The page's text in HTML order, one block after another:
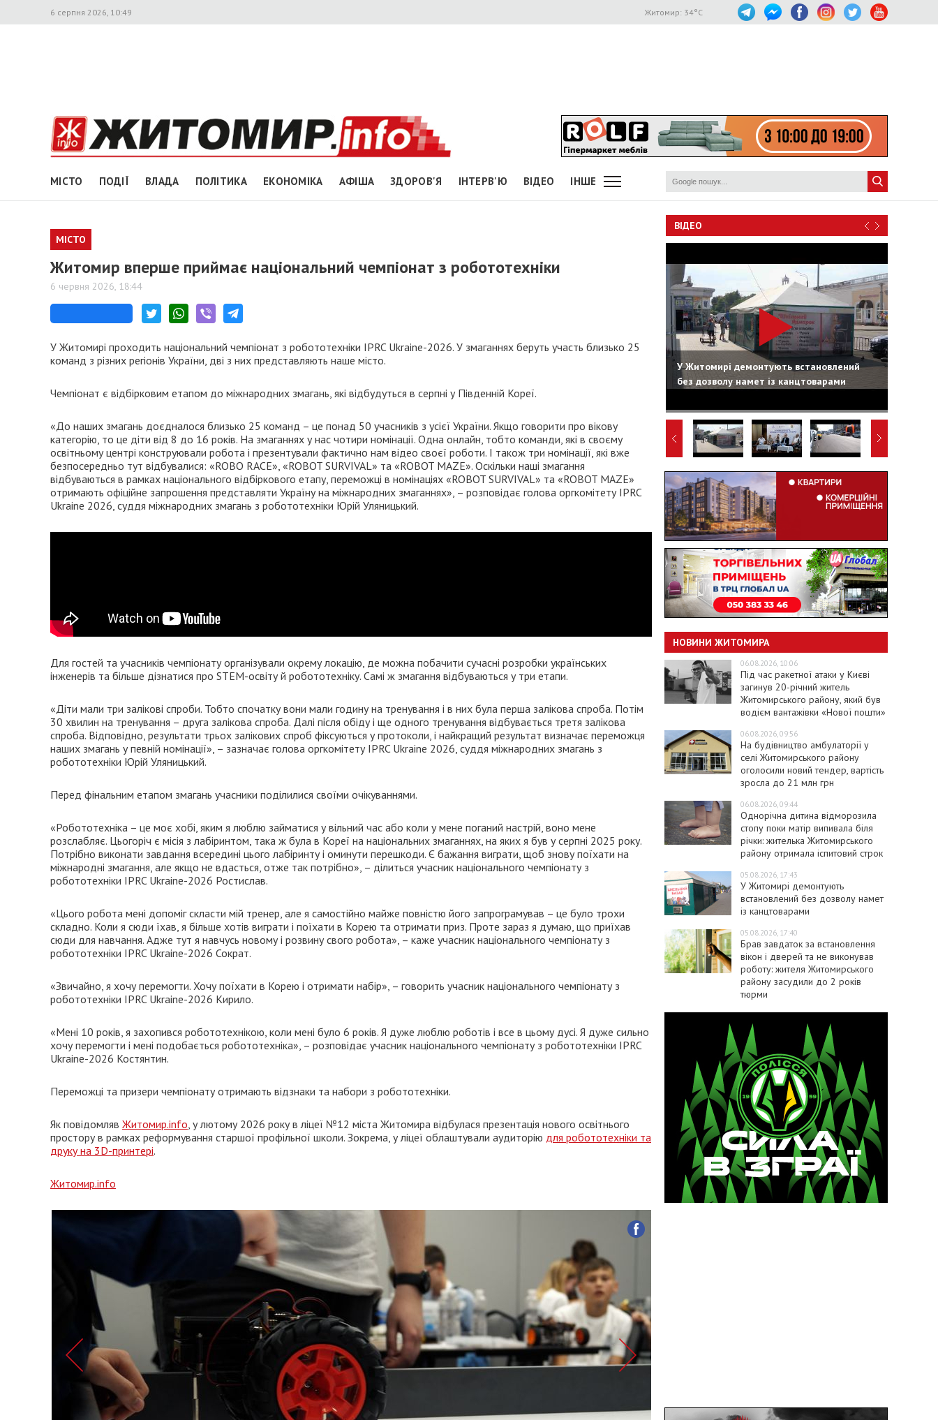
6 серпня 2026, 10:49 Житомир: 34°C
МІСТО ПОДІЇ ВЛАДА ПОЛІТИКА ЕКОНОМІКА АФІША ЗДОРОВ'Я ІНТЕРВ'Ю ВІДЕО ІНШЕ
МІСТО
Житомир вперше приймає національний чемпіонат з робототехніки
6 червня 2026, 18:44
У Житомирі проходить національний чемпіонат з робототехніки IPRC Ukraine-2026. У змаганнях беруть участь близько 25
команд з різних регіонів України, дві з них представляють наше місто.
Чемпіонат є відбірковим етапом до міжнародних змагань, які відбудуться в серпні у Південній Кореї.
«До наших змагань доєдналося близько 25 команд – це понад 50 учасників з усієї України. Якщо говорити про вікову
категорію, то це діти від 8 до 16 років. На змаганнях у нас чотири номінації. Одна онлайн, тобто команди, які в своєму
освітньому центрі конструювали робота і презентували фактично нам відео своєї роботи. І також три номінації, які вже
безпосередньо тут відбувалися: «ROBO RACE», «ROBOT SURVIVAL» та «ROBOT MAZE». Оскільки наші змагання
відбуваються в рамках національного відбіркового етапу, переможці в номінаціях «ROBOT SURVIVAL» та «ROBOT MAZE»
отримають офіційне запрошення представляти Україну на міжнародних змаганнях», – розповідає голова оргкомітету IPRC
Ukraine 2026, суддя міжнародних змагань з робототехніки Юрій Уляницький.
Для гостей та учасників чемпіонату організували окрему локацію, де можна побачити сучасні розробки українських
інженерів та більше дізнатися про STEM-освіту й робототехніку. Самі ж змагання відбуваються у три етапи.
«Діти мали три залікові спроби. Тобто спочатку вони мали годину на тренування і в них була перша залікова спроба. Потім
30 хвилин на тренування – друга залікова спроба. Далі після обіду і ще одного тренування відбувається третя залікова
спроба. Відповідно, результати трьох залікових спроб фіксуються у протоколи, і найкращий результат визначає переможця
наших змагань у певній номінації», – зазначає голова оргкомітету IPRC Ukraine 2026, суддя міжнародних змагань з
робототехніки Юрій Уляницький.
Перед фінальним етапом змагань учасники поділилися своїми очікуваннями.
«Робототехніка – це моє хобі, яким я люблю займатися у вільний час або коли у мене поганий настрій, воно мене
розслабляє. Цьогоріч є місія з лабіринтом, така ж була в Кореї на національних змаганнях, на яких я був у серпні 2025 року.
Потрібно виконати завдання всередині цього лабіринту і оминути перешкоди. Є бажання виграти, щоб знову поїхати на
міжнародні змагання, але якщо не вдасться, отже так потрібно», – ділиться учасник національного чемпіонату з
робототехніки IPRC Ukraine-2026 Ростислав.
«Цього робота мені допоміг скласти мій тренер, але я самостійно майже повністю його запрограмував – це було трохи
складно. Коли я сюди їхав, я більше хотів виграти і поїхати в Корею та отримати приз. Проте зараз я думаю, що приїхав
сюди для навчання. Адже тут я навчусь новому і розвину свого робота», – каже учасник національного чемпіонату з
робототехніки IPRC Ukraine-2026 Сократ.
«Звичайно, я хочу перемогти. Хочу поїхати в Корею і отримати набір», – говорить учасник національного чемпіонату з
робототехніки IPRC Ukraine-2026 Кирило.
«Мені 10 років, я захопився робототехнікою, коли мені було 6 років. Я дуже люблю роботів і все в цьому дусі. Я дуже сильно
хочу перемогти і мені подобається робототехніка», – розповідає учасник національного чемпіонату з робототехніки IPRC
Ukraine-2026 Костянтин.
Переможці та призери чемпіонату отримають відзнаки та набори з робототехніки.
Як повідомляв Житомир.info, у лютому 2026 року в ліцеї №12 міста Житомира відбулася презентація нового освітнього
простору в рамках реформування старшої профільної школи. Зокрема, у ліцеї облаштували аудиторію для робототехніки та
друку на 3D-принтері.
Житомир.info
ВІДЕО
У Житомирі демонтують встановлений
без дозволу намет із канцтоварами
НОВИНИ ЖИТОМИРА
06.08.2026, 10:06
Під час ракетної атаки у Києві
загинув 20-річний житель
Житомирського району, який був
водієм вантажівки «Нової пошти»
06.08.2026, 09:56
На будівництво амбулаторії у
селі Житомирського району
оголосили новий тендер, вартість
зросла до 21 млн грн
06.08.2026, 09:44
Однорічна дитина відморозила
стопу поки матір випивала біля
річки: жителька Житомирського
району отримала іспитовий строк
05.08.2026, 17:43
У Житомирі демонтують
встановлений без дозволу намет
із канцтоварами
05.08.2026, 17:40
Брав завдаток за встановлення
вікон і дверей та не виконував
роботу: жителя Житомирського
району засудили до 2 років
тюрми